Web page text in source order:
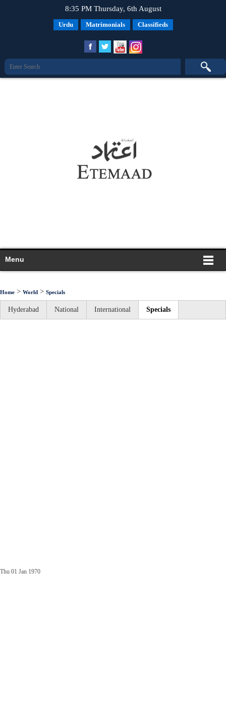
8:35 PM Thursday, 6th August
Urdu Matrimonials Classifieds
Menu
Home > World > Specials
Hyderabad National International Specials
Thu 01 Jan 1970